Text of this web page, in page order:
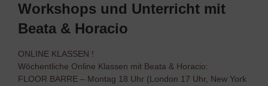
Workshops und Unterricht mit
Beata & Horacio
ONLINE KLASSEN !
Wöchentliche Online Klassen mit Beata & Horacio:
FLOOR BARRE – Montag 18 Uhr (London 17 Uhr, New York